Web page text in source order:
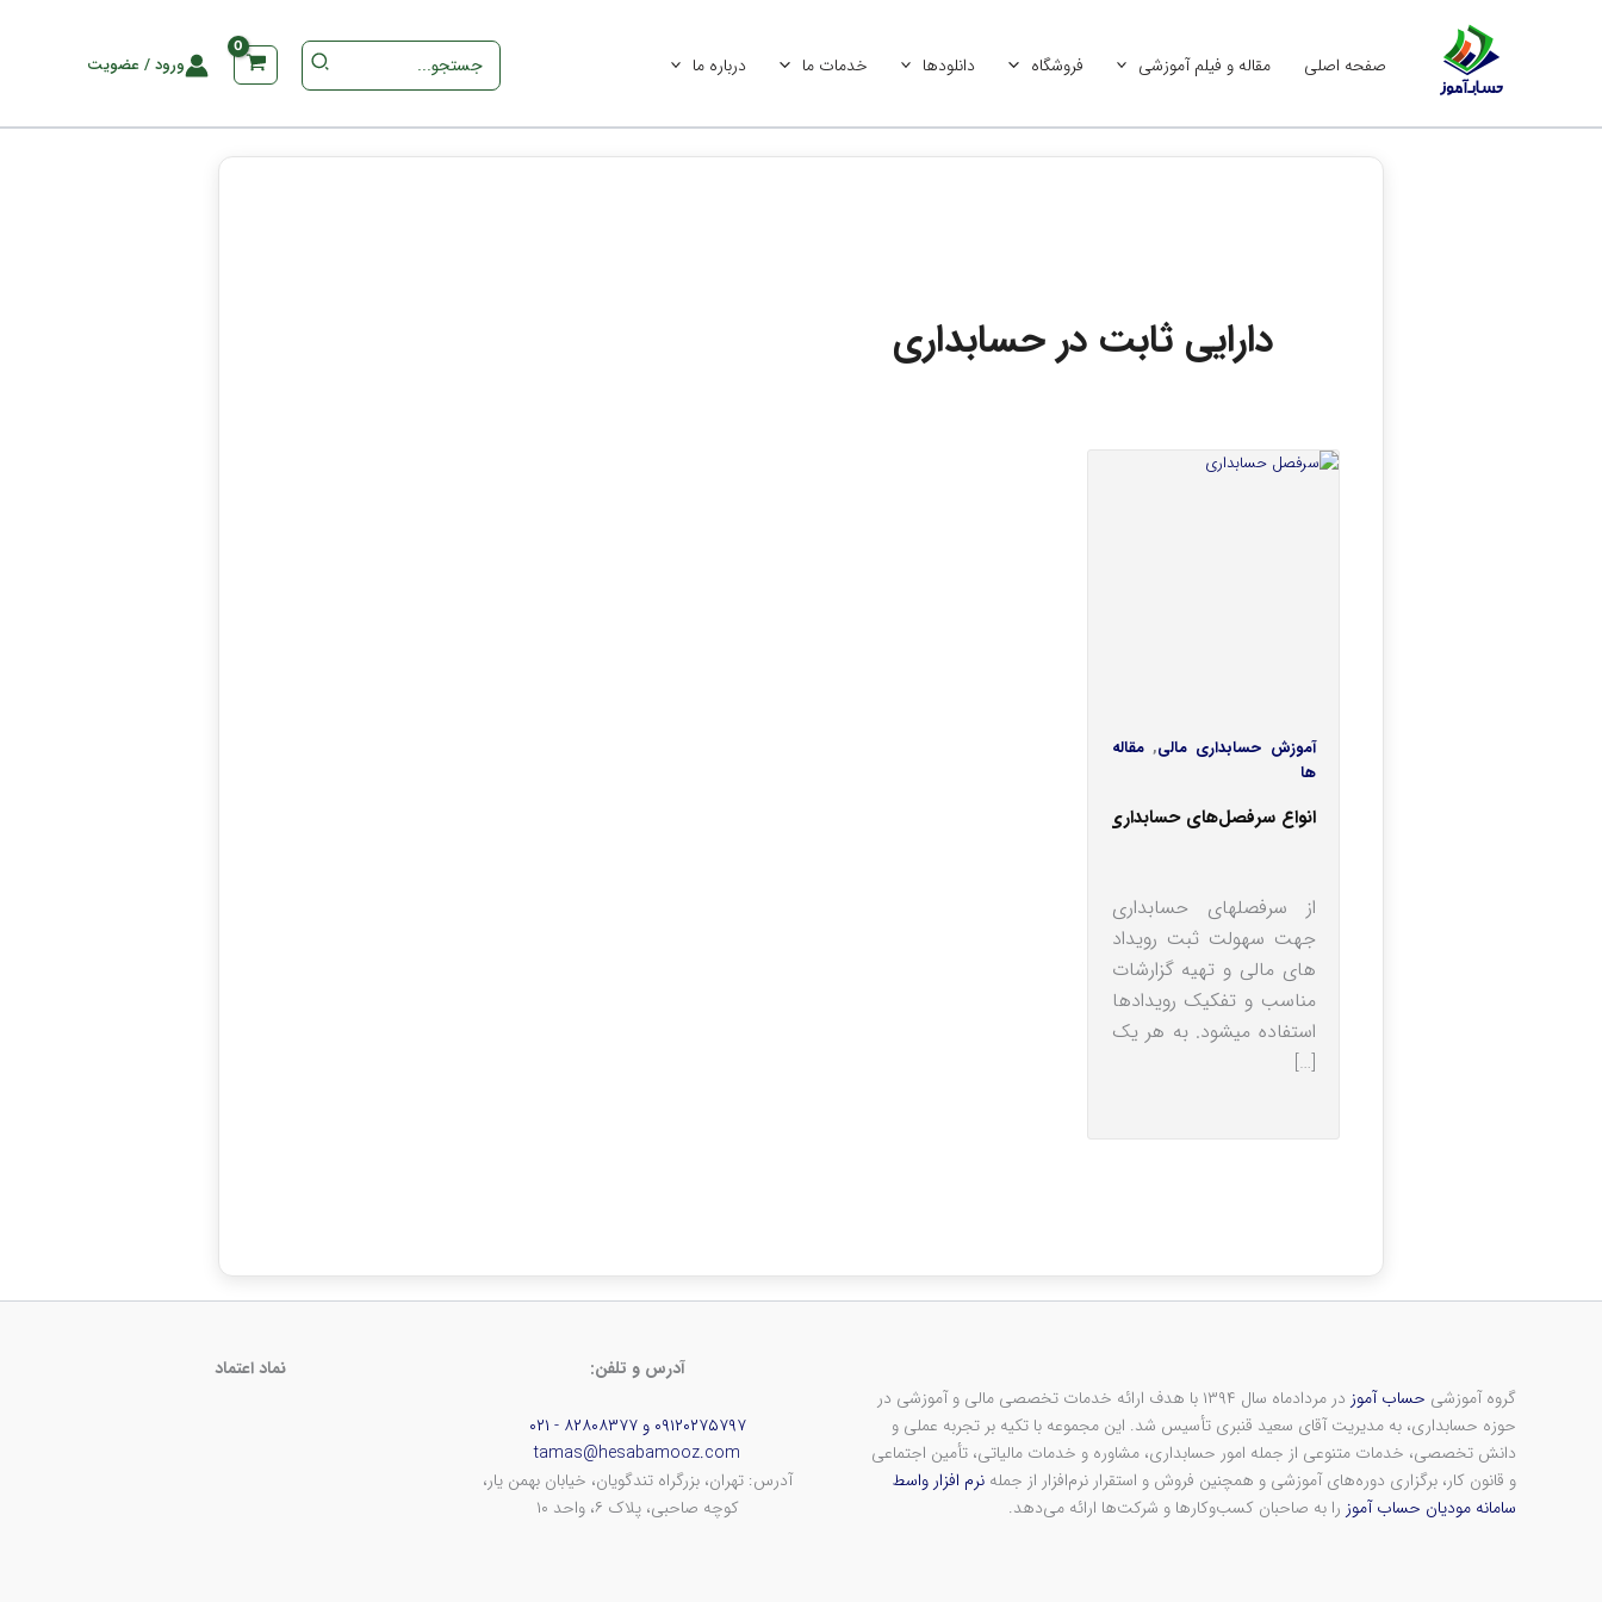
صفحه اصلی مقاله و فیلم آموزشی فروشگاه دانلودها خدمات ما درباره ما
جستجو
برای
ورود / عضویت
دارایی ثابت در حسابداری
آموزش حسابداری مالی,مقاله
ها
انواع سرفصل‎های حسابداری
از سرفصل‎های حسابداری
جهت سهولت ثبت رویداد
های مالی و تهیه گزارشات
مناسب و تفکیک رویدادها
استفاده می‎شود. به هر یک
[…]
گروه آموزشی حساب آموز
در مردادماه سال ۱۳۹۴ با هدف ارائه خدمات تخصصی مالی و آموزشی در
حوزه حسابداری، به مدیریت آقای سعید قنبری تأسیس شد. این مجموعه با تکیه بر تجربه عملی و
دانش تخصصی، خدمات متنوعی از جمله امور حسابداری، مشاوره و خدمات مالیاتی، تأمین اجتماعی
و قانون کار، برگزاری دوره‌های آموزشی و همچنین فروش و استقرار نرم‌افزار از جمله نرم افزار واسط
سامانه مودیان حساب آموز را به صاحبان کسب‌وکارها و شرکت‌ها ارائه می‌دهد.
آدرس و تلفن:
۰۹۱۲۰۲۷۵۷۹۷ و ۸۲۸۰۸۳۷۷ - ۰۲۱
tamas@hesabamooz.com
آدرس: تهران، بزرگراه تندگویان، خیابان بهمن یار،
کوچه صاحبی، پلاک ۶، واحد ۱۰
نماد اعتماد